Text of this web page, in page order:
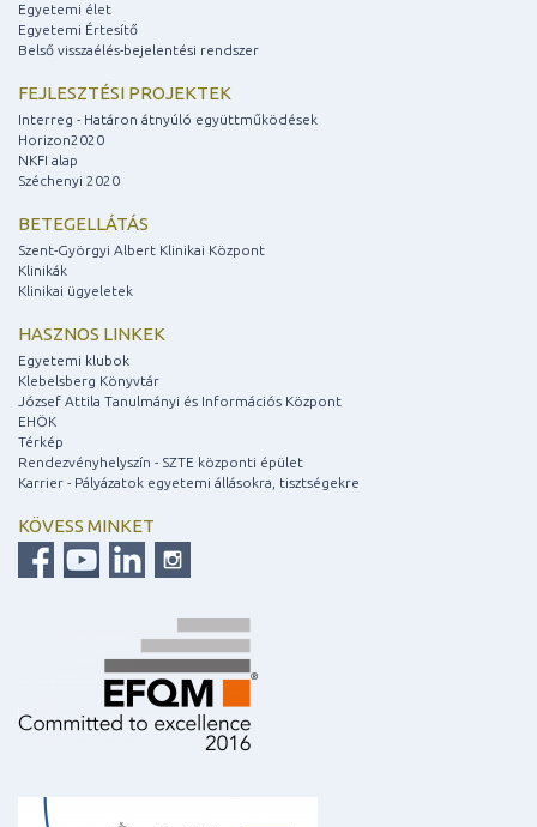
Egyetemi élet
Egyetemi Értesítő
Belső visszaélés-bejelentési rendszer
FEJLESZTÉSI PROJEKTEK
Interreg - Határon átnyúló együttműködések
Horizon2020
NKFI alap
Széchenyi 2020
BETEGELLÁTÁS
Szent-Györgyi Albert Klinikai Központ
Klinikák
Klinikai ügyeletek
HASZNOS LINKEK
Egyetemi klubok
Klebelsberg Könyvtár
József Attila Tanulmányi és Információs Központ
EHÖK
Térkép
Rendezvényhelyszín - SZTE központi épület
Karrier - Pályázatok egyetemi állásokra, tisztségekre
KÖVESS MINKET